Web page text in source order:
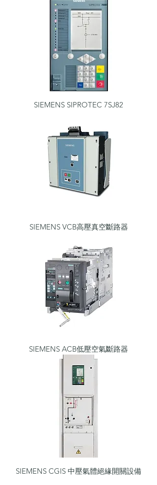
SIEMENS SIPROTEC 7SJ82
SIEMENS VCB高壓真空斷路器
SIEMENS ACB低壓空氣斷路器
SIEMENS CGIS 中壓氣體絕緣開關設備